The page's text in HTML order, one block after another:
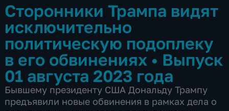
Сторонники Трампа видят
исключительно
политическую подоплеку
в его обвинениях • Выпуск
01 августа 2023 года
Бывшему президенту США Дональду Трампу
предъявили новые обвинения в рамках дела о